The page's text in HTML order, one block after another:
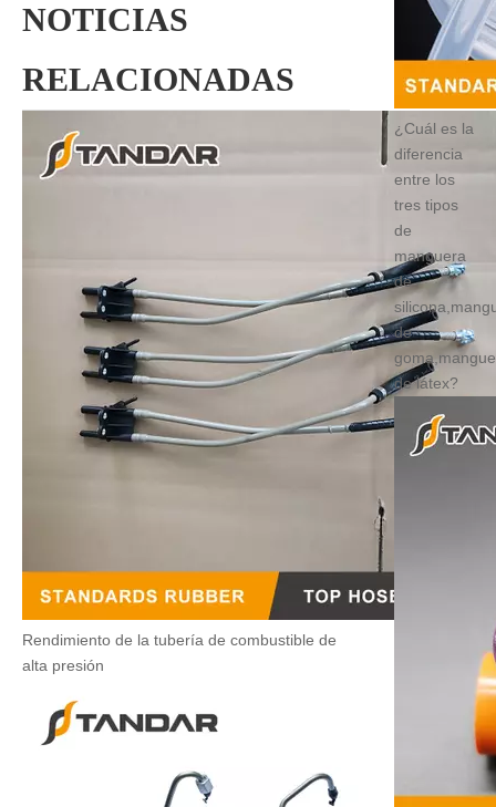
NOTICIAS
RELACIONADAS
Rendimiento de la tubería de combustible de
alta presión
¿Cuál es la
diferencia
entre los
tres tipos
de
manguera
de
de
de látex?